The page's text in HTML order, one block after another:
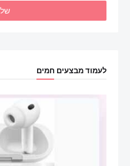
לעמוד מבצעים חמים